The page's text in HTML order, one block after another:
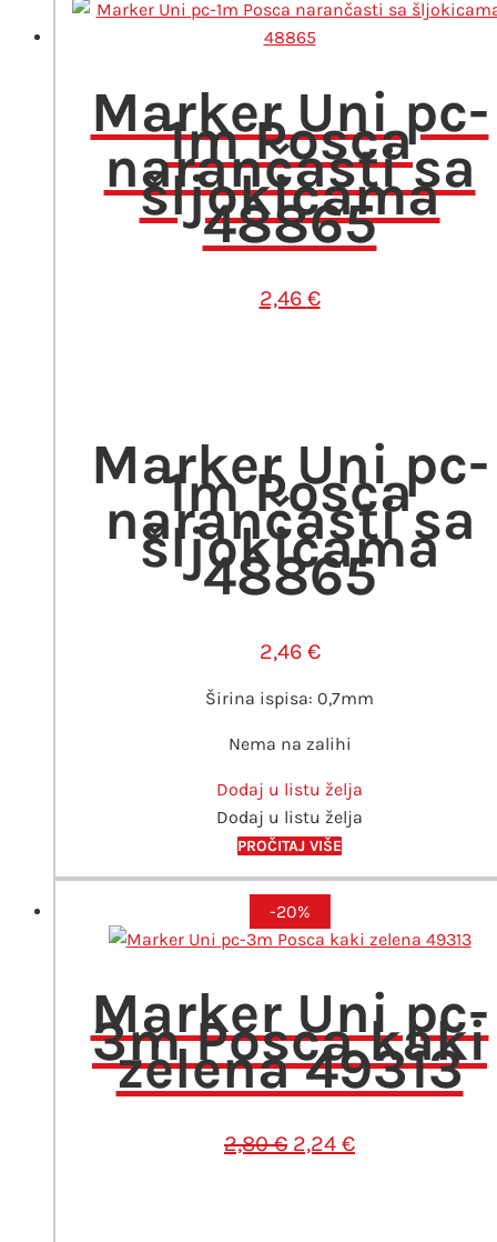
Marker Uni pc-
1m Posca
narančasti sa
šljokicama
48865
2,46 €
Marker Uni pc-
1m Posca
narančasti sa
šljokicama
48865
2,46 €
Širina ispisa: 0,7mm
Nema na zalihi
Dodaj u listu želja
Dodaj u listu želja
PROČITAJ VIŠE
-20%
Marker Uni pc-
3m Posca kaki
zelena 49313
2,80€ Izvorna
2,24 €Trenutna